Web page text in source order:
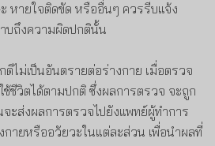
หายใจติดขัด หรืออื่นๆ ควรรีบแจ้ง
บถึงความผิดปกตินั้น
ติไม่เป็นอันตรายต่อร่างกาย เมื่อตรวจ
ชีวิตได้ตามปกติ ซึ่งผลการตรวจ จะถูก
ะส่งผลการตรวจไปยังแพทย์ผู้ทำการ
กายหรืออวัยวะในแต่ละส่วน เพื่อนำผลที่